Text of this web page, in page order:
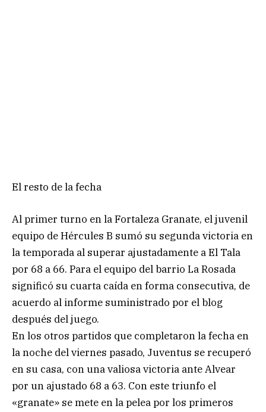
El resto de la fecha
Al primer turno en la Fortaleza Granate, el juvenil
equipo de Hércules B sumó su segunda victoria en
la temporada al superar ajustadamente a El Tala
por 68 a 66. Para el equipo del barrio La Rosada
significó su cuarta caída en forma consecutiva, de
acuerdo al informe suministrado por el blog
después del juego.
En los otros partidos que completaron la fecha en
la noche del viernes pasado, Juventus se recuperó
en su casa, con una valiosa victoria ante Alvear
por un ajustado 68 a 63. Con este triunfo el
«granate» se mete en la pelea por los primeros